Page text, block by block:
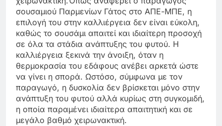
σουσαμιού Παρμενίων Γάτος στο ΑΠΕ-ΜΠΕ, η
επιλογή του στην καλλιέργεια δεν είναι εύκολη,
καθώς το σουσάμι απαιτεί και ιδιαίτερη προσοχή
σε όλα τα στάδια ανάπτυξης του φυτού. Η
καλλιέργεια ξεκινά την άνοιξη, όταν η
θερμοκρασία του εδάφους ανέβει αρκετά ώστε
να γίνει η σπορά. Ωστόσο, σύμφωνα με τον
παραγωγό, η δυσκολία δεν βρίσκεται μόνο στην
ανάπτυξη του φυτού αλλά κυρίως στη συγκομιδή,
η οποία παραμένει ιδιαίτερα απαιτητική και σε
μεγάλο βαθμό χειρωνακτική.